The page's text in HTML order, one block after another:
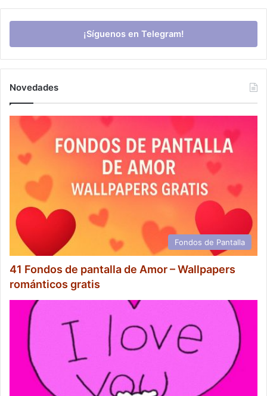
¡Síguenos en Telegram!
Novedades
Fondos de Pantalla
41 Fondos de pantalla de Amor – Wallpapers
románticos gratis